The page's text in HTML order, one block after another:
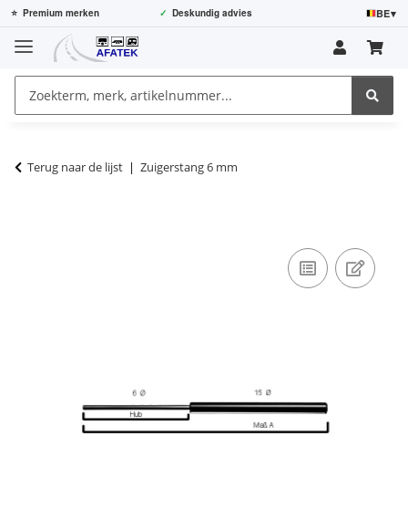
⭐ Premium merken ✓ Deskundig advies BE▾
Terug naar de lijst Zuigerstang 6 mm